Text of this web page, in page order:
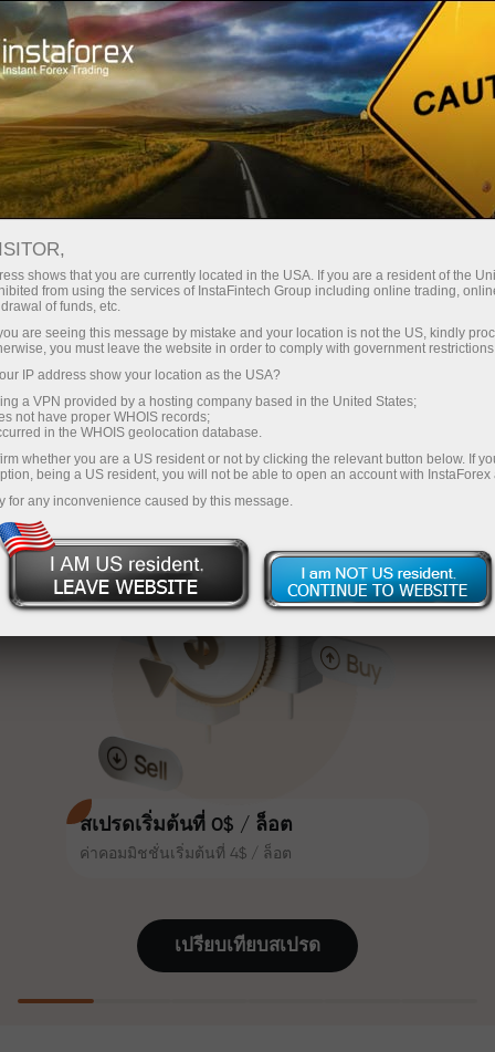
InstaForex
สเปรดเริ่มต้นที่ 0$ / ล็อต
ค่าคอมมิชชั่นเริ่มต้นที่ 4$ / ล็อต
กับ InstaForex คุณจะได้รับเงื่อนไขที่
สูงสุด 1:5000 สเปรดและค่า
คอมมิชชั่นที่ดีที่สุดในตลาด รวมถึง
เงื่อนไขที่เหมาะสมสำหรับการเทรด
หุ้นและดัชนี
InstaForex ทุกคนสามารถรับโบนัส
สูงสุด 30% จากยอดฝาก และใช้
ประโยชน์จากโปรโมชั่นและข้อเสนอ
พิเศษอื่น ๆ
ความเร็วในสนามแข่งและความเร็ว
ในการเทรดมีคุณค่าเดียวกัน Aleš
Loprais นำความมุ่งมั่นและวินัยเข้าสู่
โลกของการเทรด ในฐานะพันธมิตรที่
สร้างแรงบันดาลใจให้ลูกค้าบรรลุเป้า
หมายที่ทะเยอทะยาน
คนสามารถรับ iPhone, MacBook
หรือทริปในฝัน เพียงแค่ฝากเงิน
สเปรดต่ำมาก — กำไรสูง
โบนัส 30%
สำหรับทุกการฝาก
ความเร็ว
ในการเทรดและบนทางหลวง
แจ็กพอตของขวัญส่วนตัวของคุณ
ฝากเงินจำนวน $333 — เลือกของขวัญมูลค่าสูงสุด
$1,500
เทรดแบบไร้ความเสี่ยง — เรารับประกัน
กำไรของคุณ
โบนัสสูงสุด X1000 — ตัวคูณที่ใหญ่ที่สุด
เปรียบเทียบสเปรด
shows that you are currently located in the USA. If you are a resident of the
from using the services of InstaFintech Group including online trading,
of funds, etc.
are seeing this message by mistake and your location is not the US, kindly
you must leave the website in order to comply with government
IP address show your location as the USA?
a VPN provided by a hosting company based in the United States;
not have proper WHOIS records;
in the WHOIS geolocation database.
whether you are a US resident or not by clicking the relevant button below. If
being a US resident, you will not be able to open an account with InstaForex
for any inconvenience caused by this message.